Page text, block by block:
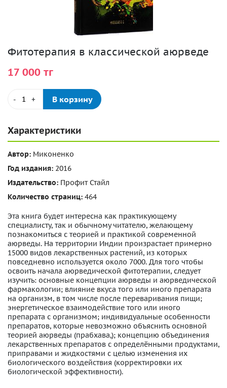
Фитотерапия в классической аюрведе
17 000 тг
- + В корзину
Характеристики
Автор: Миконенко
Год издания: 2016
Издательство: Профит Стайл
Количество страниц: 464
Эта книга будет интересна как практикующему
специалисту, так и обычному читателю, желающему
познакомиться с теорией и практикой современной
аюрведы. На территории Индии произрастает примерно
15000 видов лекарственных растений, из которых
повседневно используется около 7000. Для того чтобы
освоить начала аюрведической фитотерапии, следует
изучить: основные концепции аюрведы и аюрведической
фармакологии; влияние вкуса того или иного препарата
на организм, в том числе после переваривания пищи;
энергетическое взаимодействие того или иного
препарата с организмом; индивидуальные особенности
препаратов, которые невозможно объяснить основной
теорией аюрведы (прабхава,); концепцию объединения
лекарственных препаратов с определёнными продуктами,
приправами и жидкостями с целью изменения их
биологического воздействия (корректировки их
биологической эффективности).